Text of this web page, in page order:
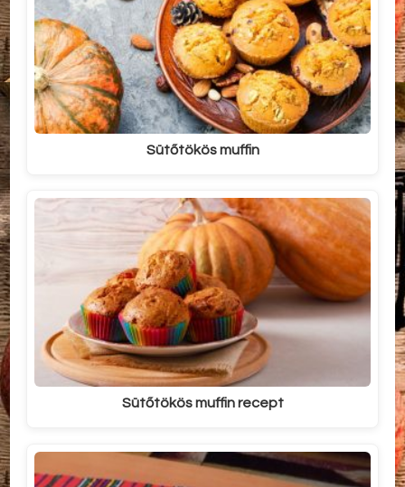
Sütőtökös muffin
Sütőtökös muffin recept